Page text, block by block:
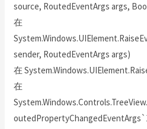
source, RoutedEventArgs args,
在
sender, RoutedEventArgs args)
在
在